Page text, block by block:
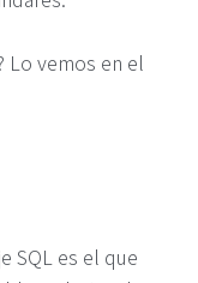
Lo vemos en el
SQL es el que